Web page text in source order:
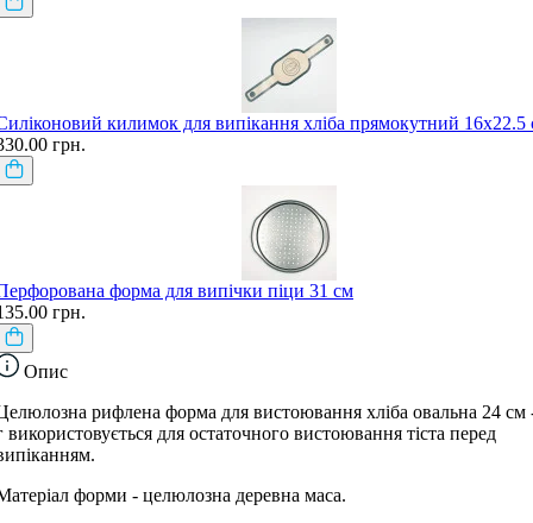
килимок для випікання хліба прямокутний 16х22.5
грн.
форма для випічки піци 31 см
грн.
Опис
рифлена форма для вистоювання хліба овальна 24 см
використовується для остаточного вистоювання тіста перед
форми - целюлозна деревна маса.